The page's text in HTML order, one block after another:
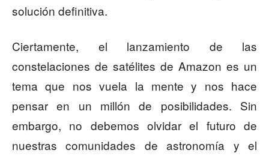
solución definitiva.
Ciertamente, el lanzamiento de las
constelaciones de satélites de Amazon es un
tema que nos vuela la mente y nos hace
pensar en un millón de posibilidades. Sin
embargo, no debemos olvidar el futuro de
nuestras comunidades de astronomía y el